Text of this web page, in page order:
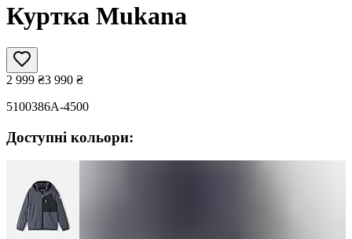
Куртка Mukana
2 999 ₴3 990 ₴
5100386A-4500
Доступні кольори: